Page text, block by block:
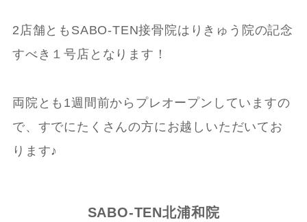
2店舗ともSABO-TEN接骨院はりきゅう院の記念
すべき１号店となります！
両院とも1週間前からプレオープンしていますの
で、すでにたくさんの方にお越しいただいてお
ります♪
SABO-TEN北浦和院